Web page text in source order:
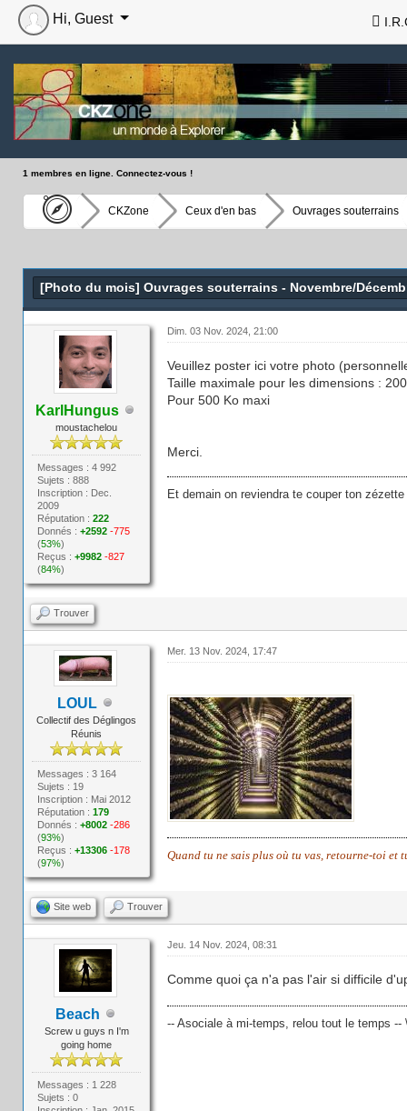
Hi, Guest
1 membres en ligne. Connectez-vous !
CKZone Ceux d'en bas Ouvrages souterrains
[Photo du mois] Ouvrages souterrains - Novembre/
KarlHungus
moustachelou
Messages : 4 992
Sujets : 888
Inscription : Dec.
2009
Réputation :222
Donnés :+2592 -775
(53%)
Reçus :+9982 -827
(84%)
Dim. 03 Nov. 2024, 21:00
Veuillez poster ici votre photo
Taille maximale pour les dimensions :
Pour 500 Ko maxi
Merci.
Et demain on reviendra te couper ton zézette
Trouver
LOUL
Collectif des Déglingos
Réunis
Messages : 3 164
Sujets : 19
Inscription : Mai 2012
Réputation :179
Donnés :+8002 -286
(93%)
Reçus :+13306 -178
(97%)
Mer. 13 Nov. 2024, 17:47
Quand tu ne sais plus où tu vas, retourne-toi
Site web Trouver
Beach
Screw u guys n I'm
going home
Messages : 1 228
Sujets : 0
Jeu. 14 Nov. 2024, 08:31
Comme quoi ça n'a pas l'air si difficile
-- Asociale à mi-temps, relou tout le temps --